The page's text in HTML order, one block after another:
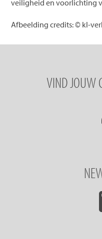
veiligheid en voorlichting
Afbeelding credits: © kl-
VIND JOUW